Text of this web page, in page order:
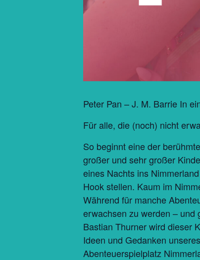
Peter Pan – J. M. Barrie In
Für alle, die (noch) nicht
So beginnt eine der
großer und sehr großer
eines Nachts ins
Hook stellen. Kaum im
Während für manche
erwachsen zu werden – und
Bastian Thurner wird dieser
Ideen und Gedanken
Abenteuerspielplatz